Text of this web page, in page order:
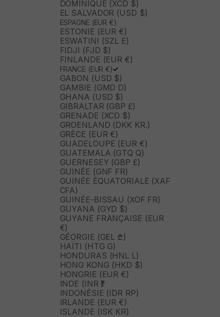
DOMINIQUE (XCD $)
EL SALVADOR (USD $)
ESPAGNE (EUR €)
ESTONIE (EUR €)
ESWATINI (SZL E)
FIDJI (FJD $)
FINLANDE (EUR €)
FRANCE (EUR €)
GABON (USD $)
GAMBIE (GMD D)
GHANA (USD $)
GIBRALTAR (GBP £)
GRENADE (XCD $)
GROENLAND (DKK KR.)
GRÈCE (EUR €)
GUADELOUPE (EUR €)
GUATEMALA (GTQ Q)
GUERNESEY (GBP £)
GUINÉE (GNF FR)
GUINÉE ÉQUATORIALE (XAF
CFA)
GUINÉE-BISSAU (XOF FR)
GUYANA (GYD $)
GUYANE FRANÇAISE (EUR
€)
GÉORGIE (GEL ₾)
HAÏTI (HTG G)
HONDURAS (HNL L)
HONG KONG (HKD $)
HONGRIE (EUR €)
INDE (INR ₹)
INDONÉSIE (IDR RP)
IRLANDE (EUR €)
ISLANDE (ISK KR)